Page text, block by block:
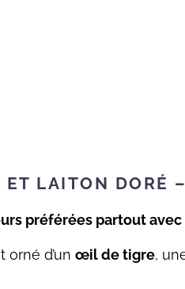
ET LAITON DORÉ
préférées partout avec
d’un œil de tigre,